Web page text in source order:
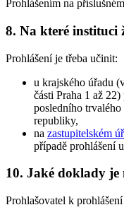
Prohlášením na
8. Na které instituci
Prohlášení je třeba učinit:
u krajského úřadu
části Praha 1 až
posledního
republiky,
na zastupitelském
případě prohlášení
10. Jaké doklady je
Prohlašovatel k